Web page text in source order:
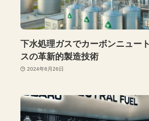
下水処理ガスでカーボンニュー
スの革新的製造技術
2024年6月26日